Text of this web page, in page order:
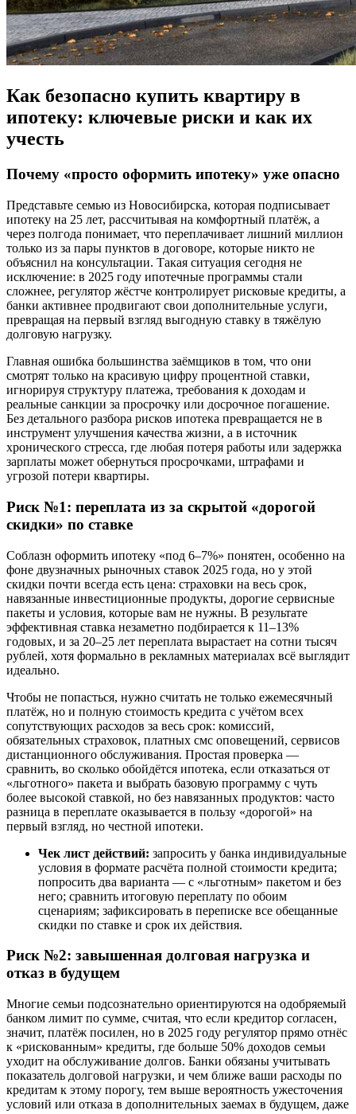
Как безопасно купить квартиру в
ипотеку: ключевые риски и как их
учесть
Почему «просто оформить ипотеку» уже опасно
Представьте семью из Новосибирска, которая подписывает
ипотеку на 25 лет, рассчитывая на комфортный платёж, а
через полгода понимает, что переплачивает лишний миллион
только из за пары пунктов в договоре, которые никто не
объяснил на консультации. Такая ситуация сегодня не
исключение: в 2025 году ипотечные программы стали
сложнее, регулятор жёстче контролирует рисковые кредиты, а
банки активнее продвигают свои дополнительные услуги,
превращая на первый взгляд выгодную ставку в тяжёлую
долговую нагрузку.
Главная ошибка большинства заёмщиков в том, что они
смотрят только на красивую цифру процентной ставки,
игнорируя структуру платежа, требования к доходам и
реальные санкции за просрочку или досрочное погашение.
Без детального разбора рисков ипотека превращается не в
инструмент улучшения качества жизни, а в источник
хронического стресса, где любая потеря работы или задержка
зарплаты может обернуться просрочками, штрафами и
угрозой потери квартиры.
Риск №1: переплата из за скрытой «дорогой
скидки» по ставке
Соблазн оформить ипотеку «под 6–7%» понятен, особенно на
фоне двузначных рыночных ставок 2025 года, но у этой
скидки почти всегда есть цена: страховки на весь срок,
навязанные инвестиционные продукты, дорогие сервисные
пакеты и условия, которые вам не нужны. В результате
эффективная ставка незаметно подбирается к 11–13%
годовых, и за 20–25 лет переплата вырастает на сотни тысяч
рублей, хотя формально в рекламных материалах всё выглядит
идеально.
Чтобы не попасться, нужно считать не только ежемесячный
платёж, но и полную стоимость кредита с учётом всех
сопутствующих расходов за весь срок: комиссий,
обязательных страховок, платных смс оповещений, сервисов
дистанционного обслуживания. Простая проверка —
сравнить, во сколько обойдётся ипотека, если отказаться от
«льготного» пакета и выбрать базовую программу с чуть
более высокой ставкой, но без навязанных продуктов: часто
разница в переплате оказывается в пользу «дорогой» на
первый взгляд, но честной ипотеки.
Чек лист действий: запросить у банка индивидуальные
условия в формате расчёта полной стоимости кредита;
попросить два варианта — с «льготным» пакетом и без
него; сравнить итоговую переплату по обоим
сценариям; зафиксировать в переписке все обещанные
скидки по ставке и срок их действия.
Риск №2: завышенная долговая нагрузка и
отказ в будущем
Многие семьи подсознательно ориентируются на одобряемый
банком лимит по сумме, считая, что если кредитор согласен,
значит, платёж посилен, но в 2025 году регулятор прямо отнёс
к «рискованным» кредиты, где больше 50% доходов семьи
уходит на обслуживание долгов. Банки обязаны учитывать
показатель долговой нагрузки, и чем ближе ваши расходы по
кредитам к этому порогу, тем выше вероятность ужесточения
условий или отказа в дополнительных заемах в будущем, даже